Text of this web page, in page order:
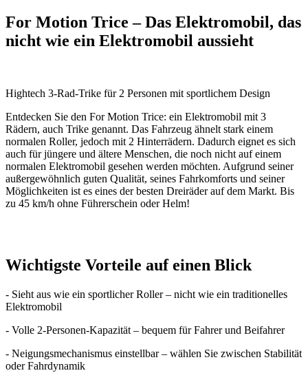
For Motion Trice – Das Elektromobil, das
nicht wie ein Elektromobil aussieht
Hightech 3-Rad-Trike für 2 Personen mit sportlichem Design
Entdecken Sie den For Motion Trice: ein Elektromobil mit 3
Rädern, auch Trike genannt. Das Fahrzeug ähnelt stark einem
normalen Roller, jedoch mit 2 Hinterrädern. Dadurch eignet es sich
auch für jüngere und ältere Menschen, die noch nicht auf einem
normalen Elektromobil gesehen werden möchten. Aufgrund seiner
außergewöhnlich guten Qualität, seines Fahrkomforts und seiner
Möglichkeiten ist es eines der besten Dreiräder auf dem Markt. Bis
zu 45 km/h ohne Führerschein oder Helm!
Wichtigste Vorteile auf einen Blick
- Sieht aus wie ein sportlicher Roller – nicht wie ein traditionelles
Elektromobil
- Volle 2-Personen-Kapazität – bequem für Fahrer und Beifahrer
- Neigungsmechanismus einstellbar – wählen Sie zwischen Stabilität
oder Fahrdynamik